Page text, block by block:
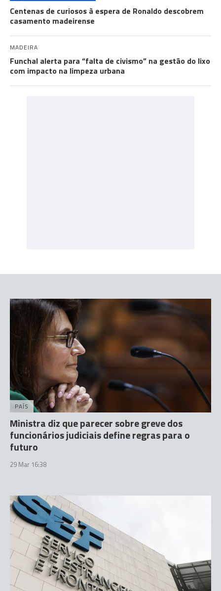
Centenas de curiosos à espera de Ronaldo descobrem
casamento madeirense
MADEIRA
Funchal alerta para “falta de civismo” na gestão do lixo
com impacto na limpeza urbana
PAÍS
Ministra diz que parecer sobre greve dos
funcionários judiciais define regras para o
futuro
29 Mar 16:38